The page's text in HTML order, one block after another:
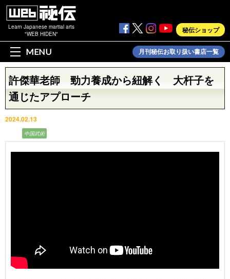
Learn Japanese martial arts
"WEB HIDEN"
秘伝ショップ
MENU 月刊秘伝お取り扱い書店一覧
許傑華老師 勁力養成から紐解く 大杆子を
通じたアプローチ
2024.02.13
中国武術